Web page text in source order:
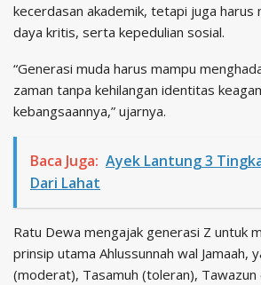
kecerdasan akademik, tetapi juga harus
daya kritis, serta kepedulian sosial.
“Generasi muda harus mampu
zaman tanpa kehilangan identitas
kebangsaannya,” ujarnya.
Baca Juga: Ayek Lantung 3
Dari Lahat
Ratu Dewa mengajak generasi Z untuk
prinsip utama Ahlussunnah wal Jamaah,
(moderat), Tasamuh (toleran), Tawazun